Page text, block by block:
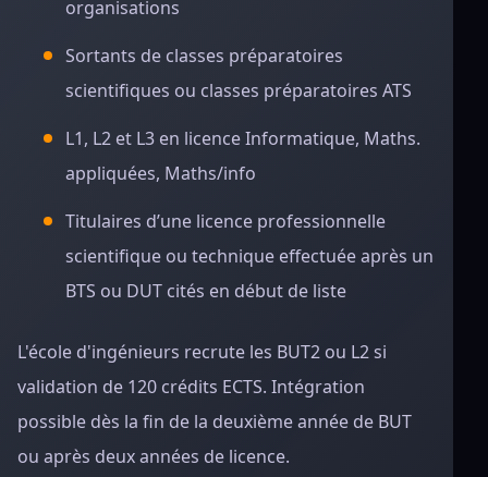
organisations
Sortants de classes préparatoires
scientifiques ou classes préparatoires ATS
L1, L2 et L3 en licence Informatique, Maths.
appliquées, Maths/info
Titulaires d’une licence professionnelle
scientifique ou technique effectuée après un
BTS ou DUT cités en début de liste
L'école d'ingénieurs recrute les BUT2 ou L2 si
validation de 120 crédits ECTS. Intégration
possible dès la fin de la deuxième année de BUT
ou après deux années de licence.